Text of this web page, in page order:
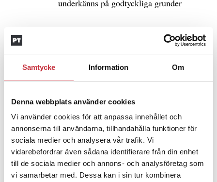
Samtycke Information Om
Denna webbplats använder cookies
Vi använder cookies för att anpassa innehållet och
annonserna till användarna, tillhandahålla funktioner för
sociala medier och analysera vår trafik. Vi
vidarebefordrar även sådana identifierare från din enhet
till de sociala medier och annons- och analysföretag som
vi samarbetar med. Dessa kan i sin tur kombinera
underkänns på godtyckliga grunder
Snart 20 år i tjänst – nu
att rättas till”